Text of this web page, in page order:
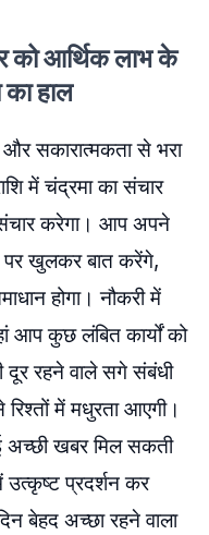
को आर्थिक लाभ के
हाल
और सकारात्मकता से भरा
में चंद्रमा का संचार
करेगा। आप अपने
पर खुलकर बात करेंगे,
होगा। नौकरी में
आप कुछ लंबित कार्यों को
रहने वाले सगे संबंधी
में मधुरता आएगी।
खबर मिल सकती
प्रदर्शन कर
बेहद अच्छा रहने वाला